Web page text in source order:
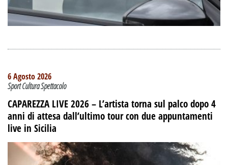
6 Agosto 2026
Sport Cultura Spettacolo
CAPAREZZA LIVE 2026 – L’artista torna sul palco dopo 4
anni di attesa dall’ultimo tour con due appuntamenti
live in Sicilia